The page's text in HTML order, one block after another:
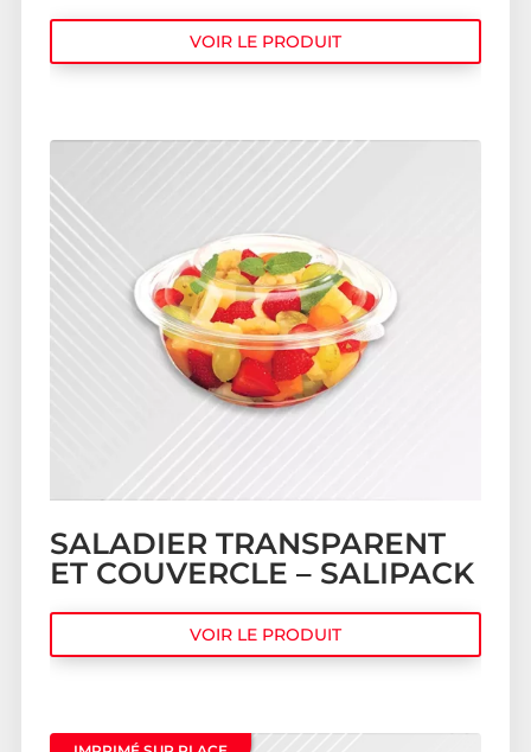
VOIR LE PRODUIT
SALADIER TRANSPARENT
ET COUVERCLE – SALIPACK
VOIR LE PRODUIT